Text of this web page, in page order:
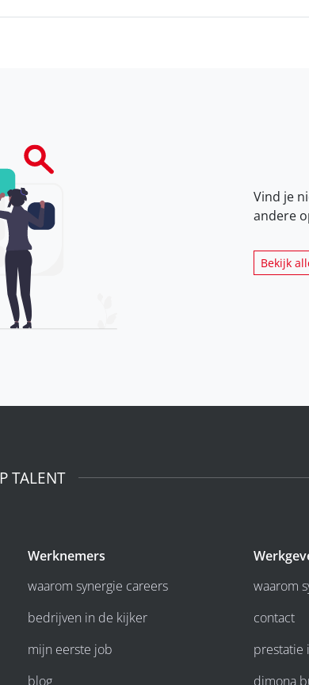
Vind je
andere
Bekijk
TALENT
Werknemers
waarom synergie careers
bedrijven in de kijker
mijn eerste job
blog
waarom
contact
prestatie
dimona